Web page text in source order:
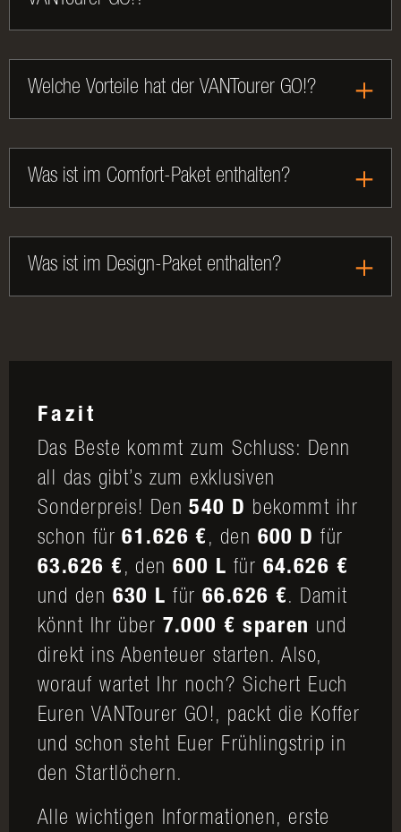
Welche Vorteile hat der VANTourer GO!?
Was ist im Comfort-Paket enthalten?
Was ist im Design-Paket enthalten?
Fazit
Das Beste kommt zum Schluss: Denn
all das gibt’s zum exklusiven
Sonderpreis! Den540 D bekommt ihr
schon für61.626 € , den 600 D für
63.626 € , den600 L für 64.626 €
und den 630 L für 66.626 €. Damit
könnt Ihr über 7.000 € sparen und
direkt ins Abenteuer starten. Also,
worauf wartet Ihr noch? Sichert Euch
Euren VANTourer GO!, packt die Koffer
und schon steht Euer Frühlingstrip in
den Startlöchern.
Alle wichtigen Informationen, erste